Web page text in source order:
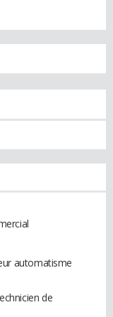
automatisme
de